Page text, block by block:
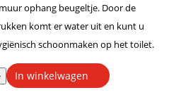
ophang beugeltje. Door de
komt er water uit en kunt u
schoonmaken op het toilet.
In winkelwagen